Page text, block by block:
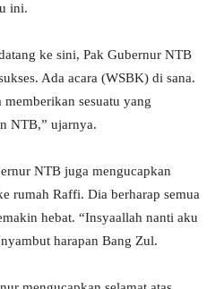
ini.
ke sini, Pak Gubernur NTB
Ada acara (WSBK) di sana.
sesuatu yang
NTB,” ujarnya.
NTB juga mengucapkan
rumah Raffi. Dia berharap semua
hebat. “Insyaallah nanti aku
harapan Bang Zul.